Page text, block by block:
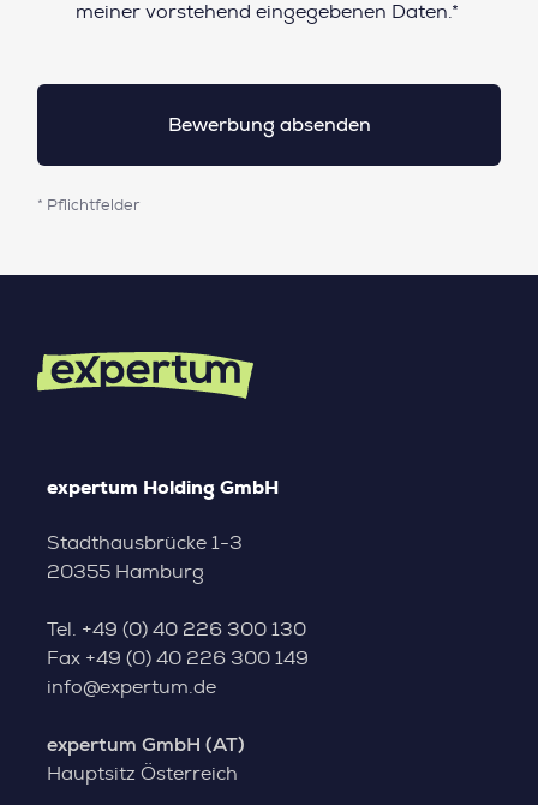
meiner vorstehend eingegebenen Daten.*
* Pflichtfelder
expertum Holding GmbH
Stadthausbrücke 1-3
20355 Hamburg
Tel. +49 (0) 40 226 300 130
Fax +49 (0) 40 226 300 149
info@expertum.de
expertum GmbH (AT)
Hauptsitz Österreich